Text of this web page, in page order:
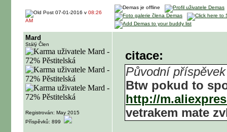
07-01-2016 v 08:26
AM
Mard
Stálý Člen
Registrován: May 2015
Příspěvků: 899
citace:
Původní
Btw pokud to
http://
vetrakem mate